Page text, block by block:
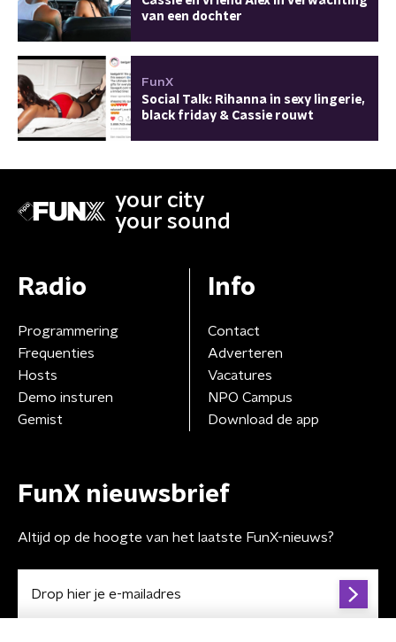
van een dochter
FunX
Social Talk: Rihanna in sexy lingerie,
black friday & Cassie rouwt
your city
your sound
Radio
Programmering
Frequenties
Hosts
Demo insturen
Gemist
Info
Contact
Adverteren
Vacatures
NPO Campus
Download de app
FunX nieuwsbrief
Altijd op de hoogte van het laatste FunX-nieuws?